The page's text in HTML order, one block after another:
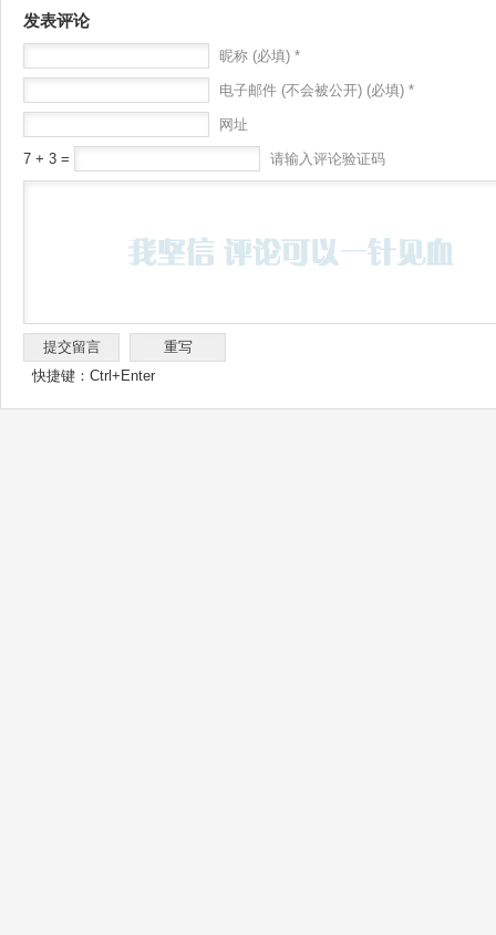
发表评论
昵称 (必填) *
电子邮件 (不会被公开) (必填) *
网址
7 + 3 = 请输入评论验证码
快捷键：Ctrl+Enter